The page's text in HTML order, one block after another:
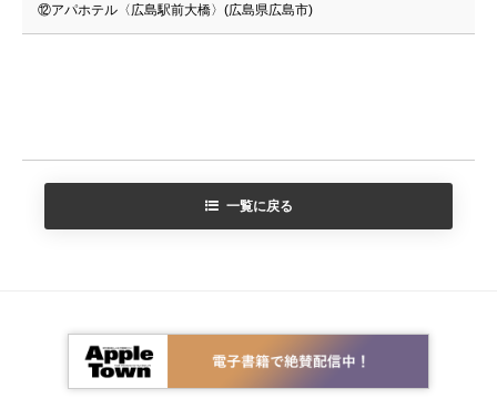
⑫アパホテル〈広島駅前大橋〉(広島県広島市)
一覧に戻る